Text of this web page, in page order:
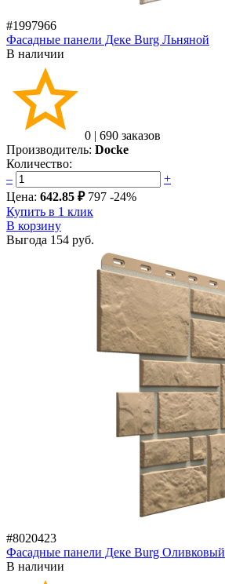
#1997966
Фасадные панели Деке Burg Льняной
В наличии
0 | 690 заказов
Производитель: Docke
Количество:
–
+
Цена: 642.85 ₽ 797 -24%
Купить в 1 клик
В корзину
Выгода 154 руб.
#8020423
Фасадные панели Деке Burg Оливковый
В наличии